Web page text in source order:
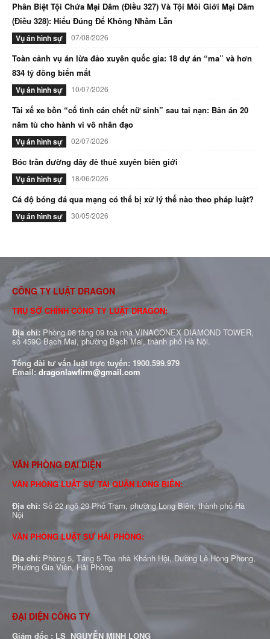
Phân Biệt Tội Chứa Mại Dâm (Điều 327) Và Tội Môi Giới Mại Dâm
(Điều 328): Hiểu Đúng Để Không Nhầm Lẫn
Vụ án hình sự 07/08/2026
Toàn cảnh vụ án lừa đảo xuyên quốc gia: 18 dự án “ma” và hơn
834 tỷ đồng biến mất
Vụ án hình sự 10/07/2026
Tài xế xe bồn “cố tình cán chết nữ sinh” sau tai nạn: Bản án 20
năm tù cho hành vi vô nhân đạo
Vụ án hình sự 02/07/2026
Bóc trần đường dây đẻ thuê xuyên biên giới
Vụ án hình sự 18/06/2026
Cá độ bóng đá qua mạng có thể bị xử lý thế nào theo pháp luật?
Vụ án hình sự 30/05/2026
CÔNG TY LUẬT DRAGON
TRỤ SỞ CHÍNH CÔNG TY LUẬT DRAGON:
Địa chỉ: Phòng 08 tầng 09 toà nhà VINACONEX DIAMOND TOWER,
số 459C Bạch Mai, phường Bạch Mai, thành phố Hà Nội.
Tổng đài tư vấn luật trực tuyến: 1900.599.979
Email:dragonlawfirm@gmail.com
VĂN PHÒNG ĐẠI DIỆN
VĂN PHÒNG LUẬT SƯ TẠI QUẬN LONG BIÊN:
Địa chỉ: Số 22 ngõ 29 Phố Trạm, phường Long Biên, thành phố Hà
Nội
VĂN PHÒNG LUẬT SƯ HẢI PHÒNG:
Địa chỉ: Phòng 5, Tầng 5 Tòa nhà Khánh Hội, Đường Lê Hồng Phong,
Phường Gia Viên, Hải Phòng
ĐẠI DIỆN CÔNG TY
Giám đốc : LS NGUYỄN MINH LONG